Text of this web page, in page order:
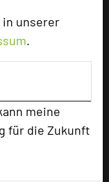
unserer
.
meine
für die Zukunft